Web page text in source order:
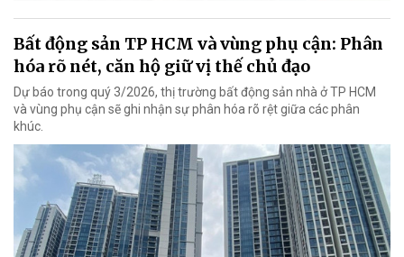
Bất động sản TP HCM và vùng phụ cận: Phân
hóa rõ nét, căn hộ giữ vị thế chủ đạo
Dự báo trong quý 3/2026, thị trường bất động sản nhà ở TP HCM
và vùng phụ cận sẽ ghi nhận sự phân hóa rõ rệt giữa các phân
khúc.